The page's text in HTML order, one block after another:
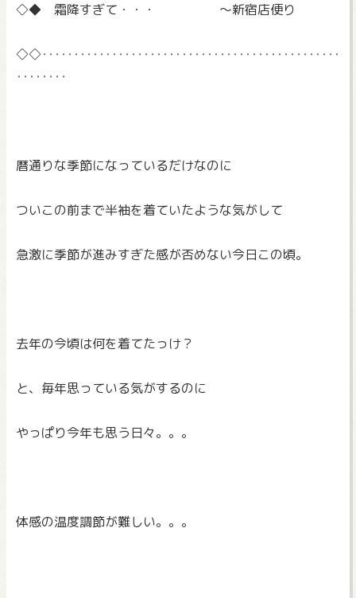
◇◆ 霜降すぎて・・・ ～新宿店便り
‥‥‥‥
暦通りな季節になっているだけなのに
ついこの前まで半袖を着ていたような気がして
急激に季節が進みすぎた感が否めない今日この頃。
去年の今頃は何を着てたっけ？
と、毎年思っている気がするのに
やっぱり今年も思う日々。。。
体感の温度調節が難しい。。。